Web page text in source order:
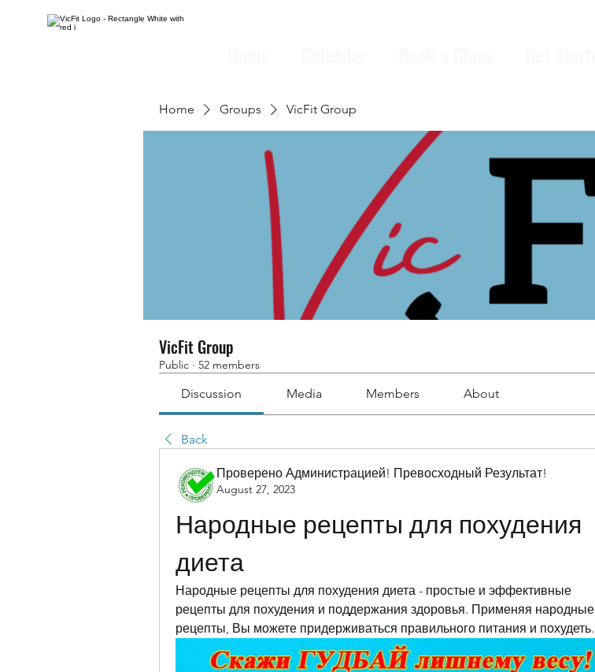
Home Groups VicFit Group
VicFit Group
Public · 52 members
Discussion Media Members About
Back
Проверено Администрацией! Превосходный Результат!
August 27, 2023
Народные рецепты для похудения
диета
Народные рецепты для похудения диета - простые и эффективные
рецепты для похудения и поддержания здоровья. Применяя народные
рецепты, Вы можете придерживаться правильного питания и похудеть.